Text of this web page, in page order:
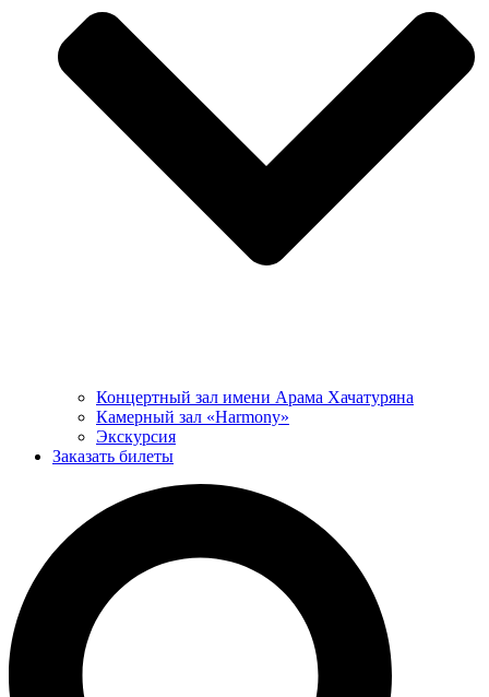
Концертный зал имени Арама Хачатуряна
Камерный зал «Harmony»
Экскурсия
Заказать билеты